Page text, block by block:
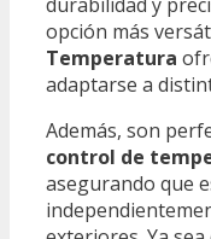
opción más
Temperatura
adaptarse a
Además, son
control de
asegurando que